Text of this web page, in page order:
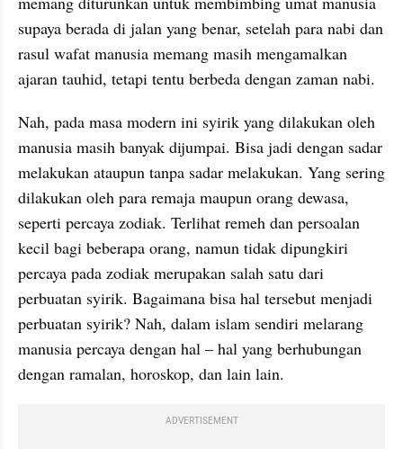
supaya berada di jalan yang benar, setelah para nabi dan
rasul wafat manusia memang masih mengamalkan
ajaran tauhid, tetapi tentu berbeda dengan zaman nabi.
Nah, pada masa modern ini syirik yang dilakukan oleh
manusia masih banyak dijumpai. Bisa jadi dengan sadar
melakukan ataupun tanpa sadar melakukan. Yang sering
dilakukan oleh para remaja maupun orang dewasa,
seperti percaya zodiak. Terlihat remeh dan persoalan
kecil bagi beberapa orang, namun tidak dipungkiri
percaya pada zodiak merupakan salah satu dari
perbuatan syirik. Bagaimana bisa hal tersebut menjadi
perbuatan syirik? Nah, dalam islam sendiri melarang
manusia percaya dengan hal – hal yang berhubungan
dengan ramalan, horoskop, dan lain lain.
ADVERTISEMENT